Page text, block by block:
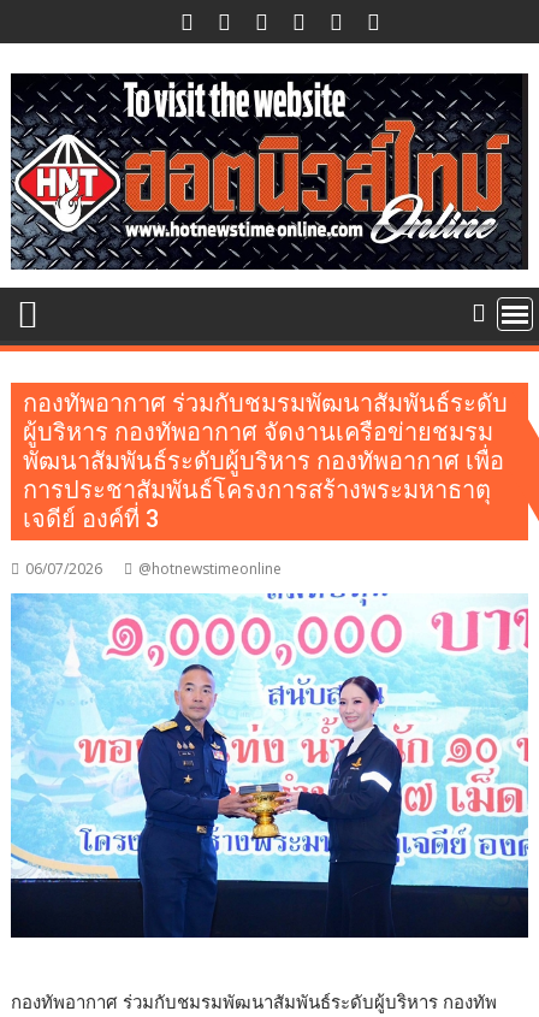
to
content
กองทัพอากาศ ร่วมกับชมรมพัฒนาสัมพันธ์ระดับ
ผู้บริหาร กองทัพอากาศ จัดงานเครือข่ายชมรม
พัฒนาสัมพันธ์ระดับผู้บริหาร กองทัพอากาศ เพื่อ
การประชาสัมพันธ์โครงการสร้างพระมหาธาตุ
เจดีย์ องค์ที่ 3
06/07/2026 @hotnewstimeonline
กองทัพอากาศ ร่วมกับชมรมพัฒนาสัมพันธ์ระดับผู้บริหาร กองทัพ